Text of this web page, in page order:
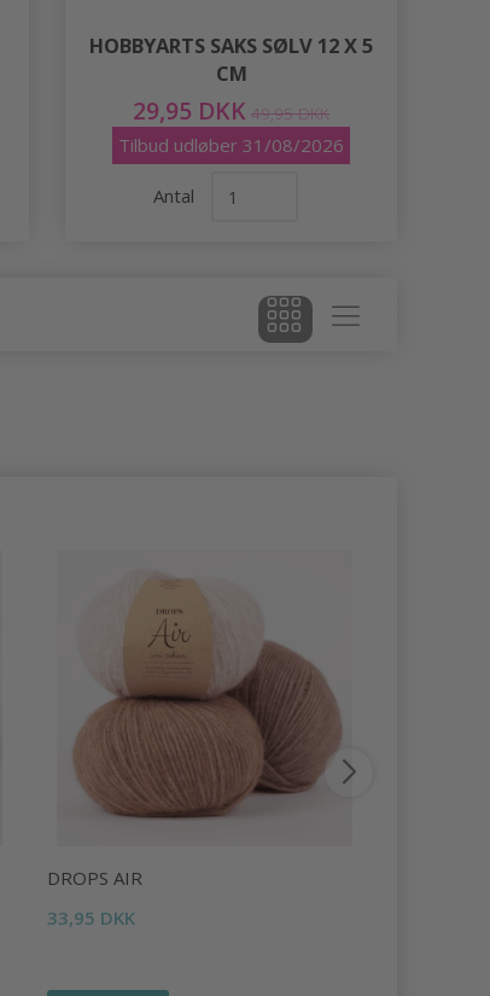
HOBBYARTS SAKS SØLV 12 X 5
CM
29,95 DKK 49,95 DKK
Tilbud udløber 31/08/2026
Antal
DROPS AIR
33,95 DKK